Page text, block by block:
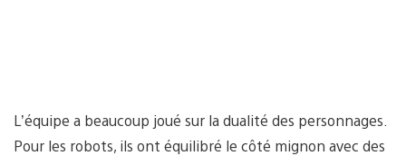
L’équipe a beaucoup joué sur la dualité des personnages.
Pour les robots, ils ont équilibré le côté mignon avec des